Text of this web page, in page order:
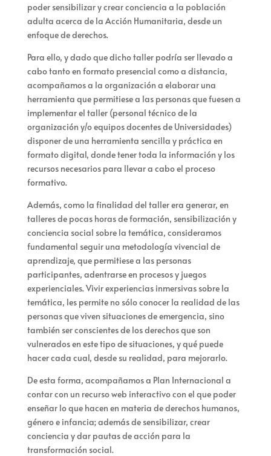
poder sensibilizar y crear conciencia a la población
adulta acerca de la Acción Humanitaria, desde un
enfoque de derechos.
Para ello, y dado que dicho taller podría ser llevado a
cabo tanto en formato presencial como a distancia,
acompañamos a la organización a elaborar una
herramienta que permitiese a las personas que fuesen a
implementar el taller (personal técnico de la
organización y/o equipos docentes de Universidades)
disponer de una herramienta sencilla y práctica en
formato digital, donde tener toda la información y los
recursos necesarios para llevar a cabo el proceso
formativo.
Además, como la finalidad del taller era generar, en
talleres de pocas horas de formación, sensibilización y
conciencia social sobre la temática, consideramos
fundamental seguir una metodología vivencial de
aprendizaje, que permitiese a las personas
participantes, adentrarse en procesos y juegos
experienciales. Vivir experiencias inmersivas sobre la
temática, les permite no sólo conocer la realidad de las
personas que viven situaciones de emergencia, sino
también ser conscientes de los derechos que son
vulnerados en este tipo de situaciones, y qué puede
hacer cada cual, desde su realidad, para mejorarlo.
De esta forma, acompañamos a Plan Internacional a
contar con un recurso web interactivo con el que poder
enseñar lo que hacen en materia de derechos humanos,
género e infancia; además de sensibilizar, crear
conciencia y dar pautas de acción para la
transformación social.